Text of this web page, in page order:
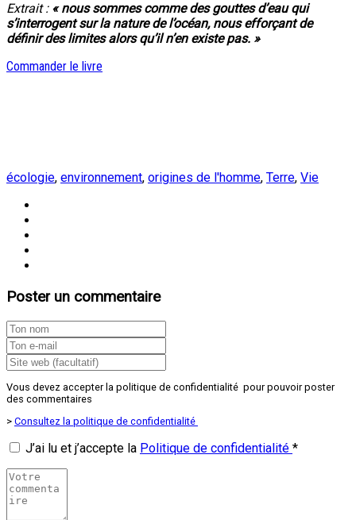
Extrait : « nous sommes comme des gouttes d’eau qui
s’interrogent sur la nature de l’océan, nous efforçant de
définir des limites alors qu’il n’en existe pas. »
Commander le livre
écologie, environnement, origines de l'homme, Terre, Vie
Poster un commentaire
Vous devez accepter la politique de confidentialité pour pouvoir poster
des commentaires
> Consultez la politique de confidentialité
J’ai lu et j’accepte la Politique de confidentialité *